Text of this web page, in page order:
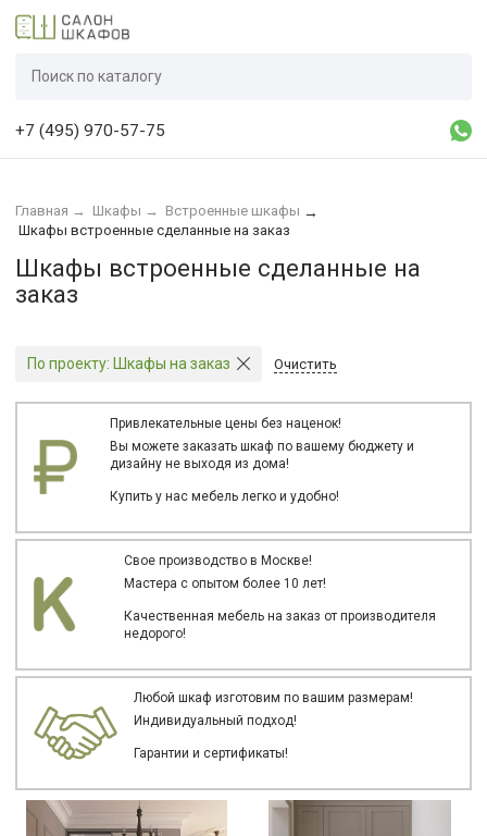
+7 (495) 970-57-75
Главная → Шкафы → Встроенные шкафы →
Шкафы встроенные сделанные на заказ
Шкафы встроенные сделанные на
заказ
По проекту: Шкафы на заказ Очистить
Привлекательные цены без наценок!
Вы можете заказать шкаф по вашему бюджету и
дизайну не выходя из дома!
Купить у нас мебель легко и удобно!
Свое производство в Москве!
Мастера с опытом более 10 лет!
Качественная мебель на заказ от производителя
недорого!
Любой шкаф изготовим по вашим размерам!
Индивидуальный подход!
Гарантии и сертификаты!